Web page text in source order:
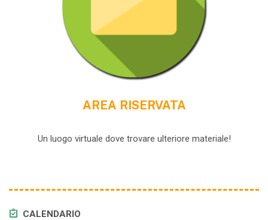
AREA RISERVATA
Un luogo virtuale dove trovare ulteriore materiale!
CALENDARIO